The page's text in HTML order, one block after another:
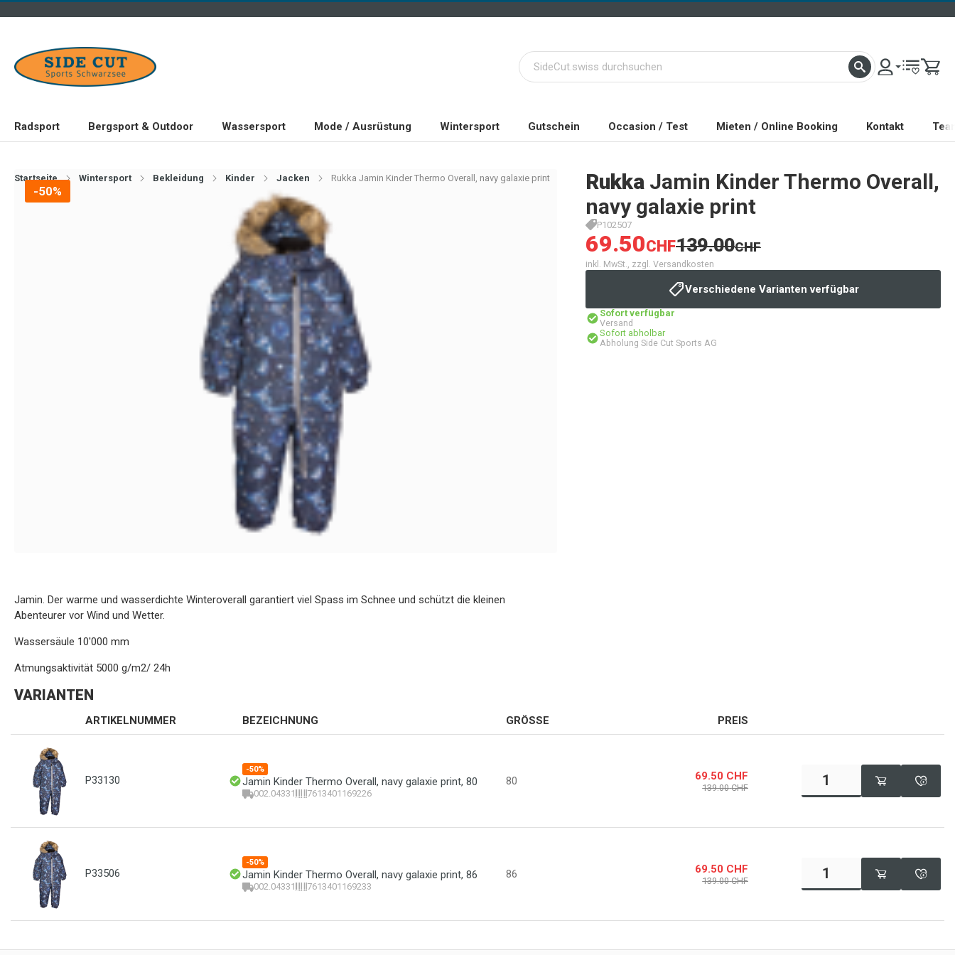
Radsport Bergsport & Outdoor Wassersport Mode / Ausrüstung Wintersport Gutschein Occasion / Test Mieten / Online Booking Kontakt
Startseite Wintersport Bekleidung Kinder Jacken Rukka Jamin Kinder Thermo Overall, navy galaxie print
-50% Rukka Jamin Kinder Thermo Overall,
navy galaxie print
P102507
69.50CHF139.00CHF
inkl. MwSt., zzgl. Versandkosten
Verschiedene Varianten verfügbar
Sofort verfügbar
Versand
Sofort abholbar
Abholung Side Cut Sports AG
Jamin. Der warme und wasserdichte Winteroverall garantiert viel Spass im Schnee und schützt die kleinen
Abenteurer vor Wind und Wetter.
Wassersäule 10'000 mm
Atmungsaktivität 5000 g/m2/ 24h
VARIANTEN
ARTIKELNUMMER BEZEICHNUNG GRÖSSE PREIS
P33130
-50%
Jamin Kinder Thermo Overall, navy galaxie print, 80
002.04331 7613401169226
80 69.50 CHF
139.00 CHF
P33506
-50%
Jamin Kinder Thermo Overall, navy galaxie print, 86
002.04331 7613401169233
86 69.50 CHF
139.00 CHF